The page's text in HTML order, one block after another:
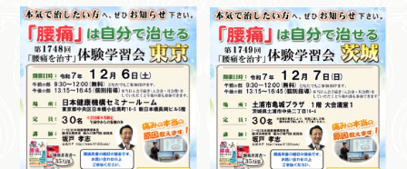
上開催しています。午前中はだ
れが参加しても無料です。午後
は会員限定で開催しています。
自分で慢性痛を治すためのメン
テナンス方法を指導していま
す。
上開催しています。午前中はだ
れが参加しても無料です。午後
は会員限定で開催しています。
自分で慢性痛を治すためのメン
テナンス方法を指導していま
す。